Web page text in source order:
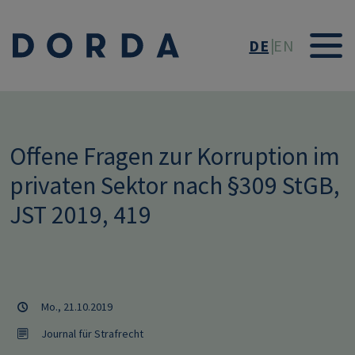
DE EN
Offene Fragen zur Korruption im
privaten Sektor nach §309 StGB,
JST 2019, 419
Mo., 21.10.2019
Journal für Strafrecht